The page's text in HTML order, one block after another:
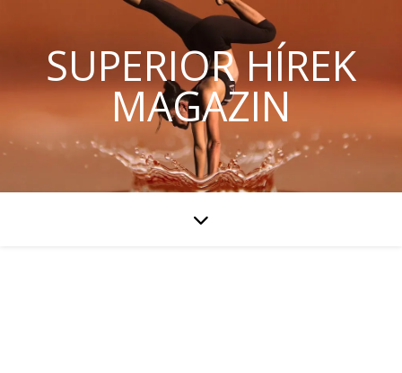
SUPERIOR HÍREK
MAGAZIN